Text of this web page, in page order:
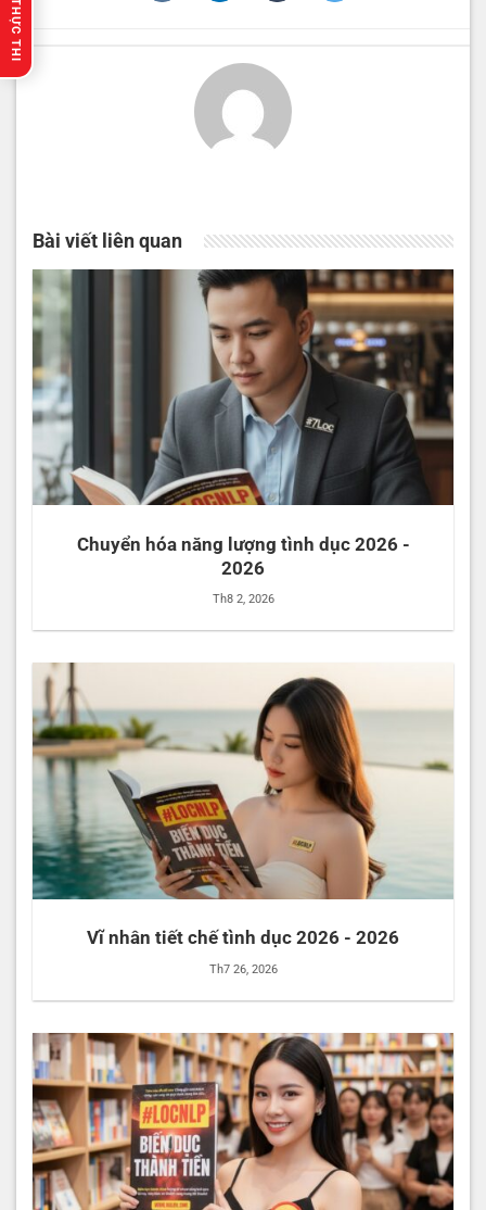
Bài viết liên quan
Chuyển hóa năng lượng tình dục 2026 -
2026
Th8 2, 2026
Vĩ nhân tiết chế tình dục 2026 - 2026
Th7 26, 2026